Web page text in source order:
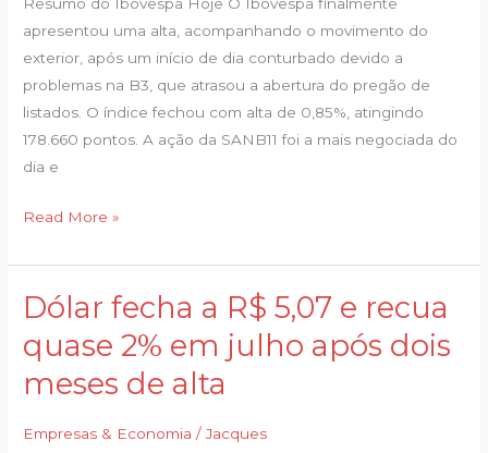
Resumo do Ibovespa Hoje O Ibovespa finalmente
apresentou uma alta, acompanhando o movimento do
exterior, após um início de dia conturbado devido a
problemas na B3, que atrasou a abertura do pregão de
listados. O índice fechou com alta de 0,85%, atingindo
178.660 pontos. A ação da SANB11 foi a mais negociada do
dia e
exterior;
SANB11
dispara
12%
Read More »
Dólar fecha a R$ 5,07 e recua
quase 2% em julho após dois
meses de alta
Empresas & Economia /Jacques
Dólar
a
R$
e